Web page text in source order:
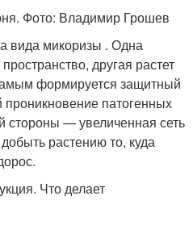
Фото: Владимир Грошев
вида микоризы . Одна
другая растет
формируется защитный
патогенных
стороны — увеличенная сеть
растению то, куда